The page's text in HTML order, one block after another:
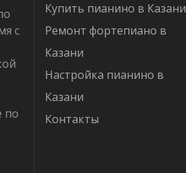
с
по
Купить пианино в Казани
Ремонт фортепиано в
Казани
Настройка пианино в
Казани
Контакты